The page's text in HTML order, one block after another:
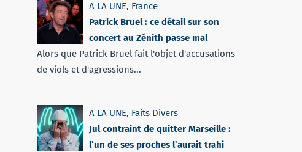
A LA UNE, France
Patrick Bruel : ce détail sur son
concert au Zénith passe mal
Alors que Patrick Bruel fait l'objet d'accusations
de viols et d'agressions...
A LA UNE, Faits Divers
Jul contraint de quitter Marseille :
l’un de ses proches l’aurait trahi